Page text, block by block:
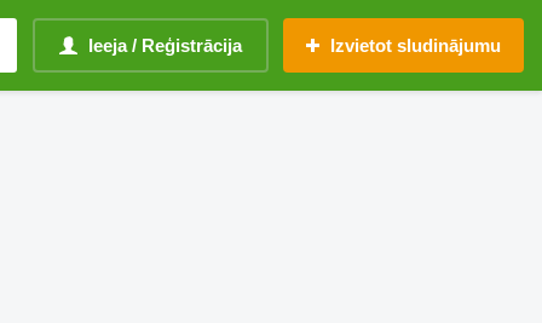
Ieeja / Reģistrācija Izvietot sludinājumu